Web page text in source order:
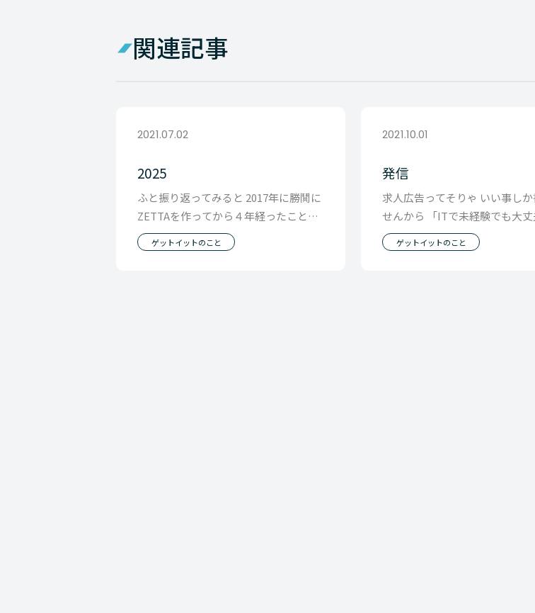
関連記事
2021.07.02
2025
ふと振り返ってみると 2017年に勝鬨に
ZETTAを作ってから４年経ったことに
気付きました。 その頃入ってきたメン
バーは
ゲットイットのこと
2021.10.01
発信
求人広告ってそりゃ いい事し
せんから 「ITで未経験でも大丈
本当なの？」って思って ゲット
HPに来て
ゲットイットのこと